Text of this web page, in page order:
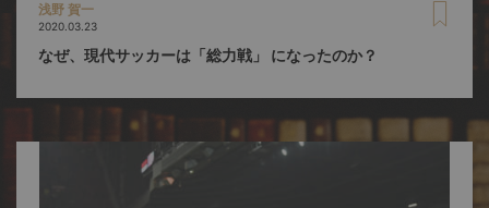
浅野 賀一
2020.03.23
なぜ、現代サッカーは「総力戦」 になったのか？